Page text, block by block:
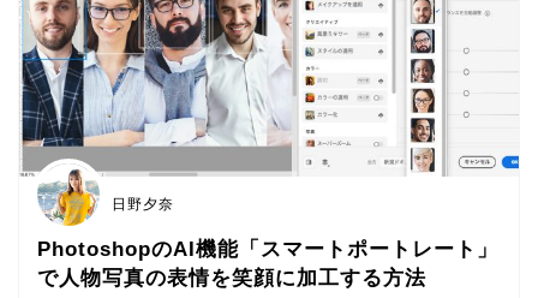
日野夕奈
PhotoshopのAI機能「スマートポートレート」
で人物写真の表情を笑顔に加工する方法